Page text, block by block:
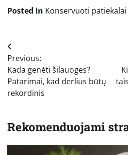
Posted in Konservuoti patiekalai
Navigacija
tarp
įrašų
Previous:
Kada genėti šilauoges?
Patarimai, kad derlius būtų
rekordinis
Rekomenduojami